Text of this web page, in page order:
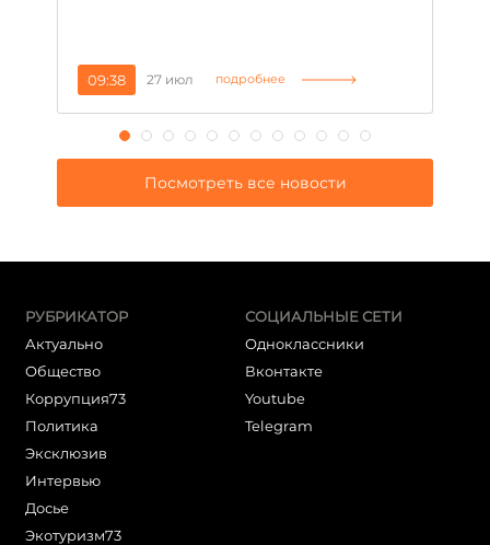
09:38 27 июл подробнее
Посмотреть все новости
РУБРИКАТОР
Актуально
Общество
Коррупция73
Политика
Эксклюзив
Интервью
Досье
Экотуризм73
СОЦИАЛЬНЫЕ СЕТИ
Одноклассники
Вконтакте
Youtube
Telegram